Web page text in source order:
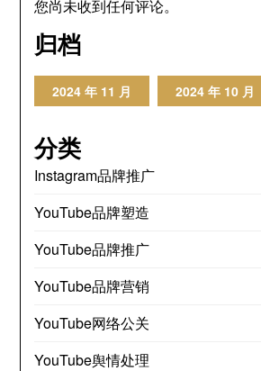
您尚未收到任何评论。
归档
2024 年 11 月 2024 年 10 月
分类
Instagram品牌推广
YouTube品牌塑造
YouTube品牌推广
YouTube品牌营销
YouTube网络公关
YouTube舆情处理